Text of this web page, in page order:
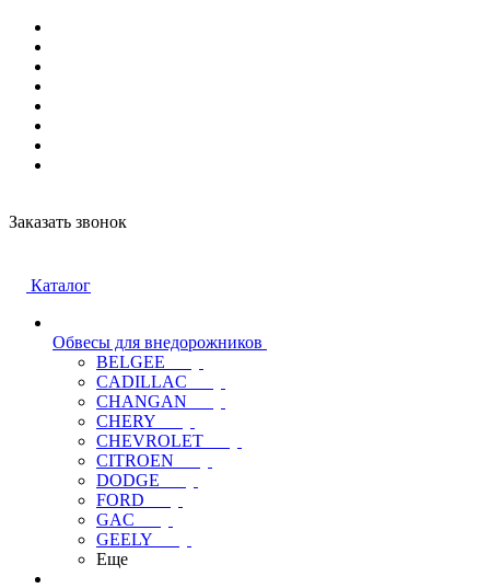
Заказать звонок
Каталог
Обвесы для внедорожников
BELGEE
CADILLAC
CHANGAN
CHERY
CHEVROLET
CITROEN
DODGE
FORD
GAC
GEELY
Еще